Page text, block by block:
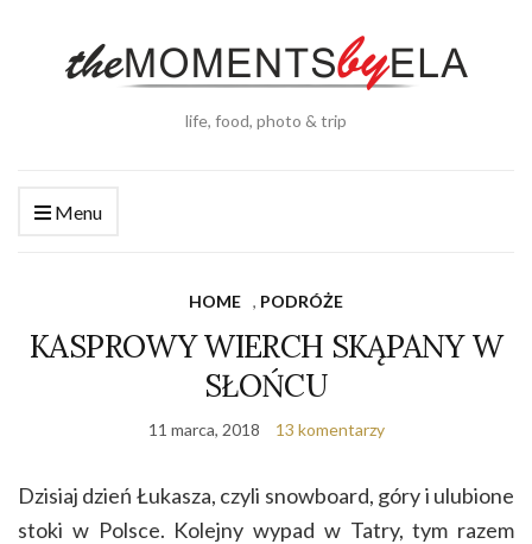
life, food, photo & trip
Menu
HOME , PODRÓŻE
KASPROWY WIERCH SKĄPANY W
SŁOŃCU
11 marca, 2018 13 komentarzy
Dzisiaj dzień Łukasza, czyli snowboard, góry i ulubione
stoki w Polsce. Kolejny wypad w Tatry, tym razem